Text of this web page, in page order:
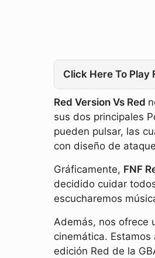
Click Here To Play
Red Version Vs Red
sus dos principales
pueden pulsar, las
con diseño de
Gráficamente, FNF
decidido cuidar
escucharemos
Además, nos ofrece
cinemática.
edición Red de la